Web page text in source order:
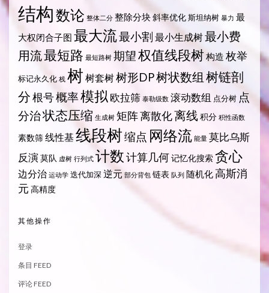
结构数论 整体二分 整除分块斜率优化斯坦纳树 暴力 最
大权闭合子图 最大流最小割 最小生成树最小费
用流最短路 最短路树 期望权值线段树构造 枚举
标记永久化 栈 树 树套树树形DP树状数组 树链剖
分根号概率模拟 欧拉筛 泰勒级数 滚动数组 点分树 点
分治状态压缩 生成树 矩阵离散化离线积分 积性函数
素数筛线性基 线段树缩点 网络流 能量 莫比乌斯
反演莫队 虚树 行列式 计数计算几何记忆化搜索贪心
边分治 运动学 迭代加深逆元 部分背包 链表 队列 随机化高斯消
元 高精度
其他操作
登录
条目 FEED
评论 FEED